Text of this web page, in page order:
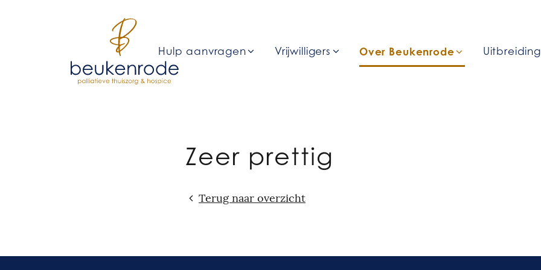
Hulp aanvragen Vrijwilligers Over Beukenrode Uitbreiding
Zeer prettig
Terug naar overzicht